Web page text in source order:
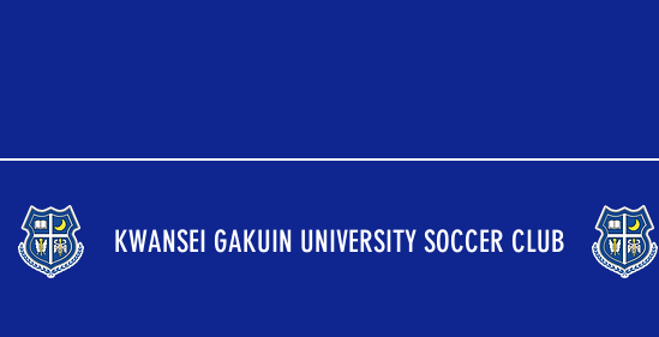
KWANSEI GAKUIN UNIVERSITY SOCCER CLUB